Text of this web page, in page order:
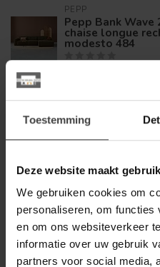
Toestemming
Deze website maakt
We gebruiken cookies om
personaliseren, om functies
en om ons websiteverkeer
informatie over uw gebruik
partners voor social media,
PEPP
Pepp Bank Wave
chaise longue
modesto 484
Tower Living Bank
zits + ottomane
355 Flesgroen -
PEPP
Pepp Bank Wave
chaise longue
484